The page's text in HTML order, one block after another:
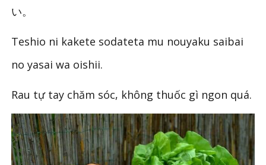
い。
Teshio ni kakete sodateta mu nouyaku saibai
no yasai wa oishii.
Rau tự tay chăm sóc, không thuốc gì ngon quá.